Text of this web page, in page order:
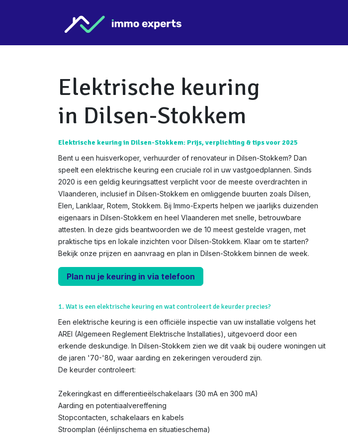
Elektrische keuring
in Dilsen-Stokkem
Elektrische keuring in Dilsen-Stokkem: Prijs, verplichting & tips voor 2025
Bent u een huisverkoper, verhuurder of renovateur in Dilsen-Stokkem? Dan
speelt een elektrische keuring een cruciale rol in uw vastgoedplannen. Sinds
2020 is een geldig keuringsattest verplicht voor de meeste overdrachten in
Vlaanderen, inclusief in Dilsen-Stokkem en omliggende buurten zoals Dilsen,
Elen, Lanklaar, Rotem, Stokkem. Bij Immo-Experts helpen we jaarlijks duizenden
eigenaars in Dilsen-Stokkem en heel Vlaanderen met snelle, betrouwbare
attesten. In deze gids beantwoorden we de 10 meest gestelde vragen, met
praktische tips en lokale inzichten voor Dilsen-Stokkem. Klaar om te starten?
Bekijk onze prijzen en aanvraag en plan in Dilsen-Stokkem binnen de week.
Plan nu je keuring in via telefoon
1. Wat is een elektrische keuring en wat controleert de keurder precies?
Een elektrische keuring is een officiële inspectie van uw installatie volgens het
AREI (Algemeen Reglement Elektrische Installaties), uitgevoerd door een
erkende deskundige. In Dilsen-Stokkem zien we dit vaak bij oudere woningen uit
de jaren '70-'80, waar aarding en zekeringen verouderd zijn.
De keurder controleert:
Zekeringkast en differentieëlschakelaars (30 mA en 300 mA)
Aarding en potentiaalvereffening
Stopcontacten, schakelaars en kabels
Stroomplan (éénlijnschema en situatieschema)